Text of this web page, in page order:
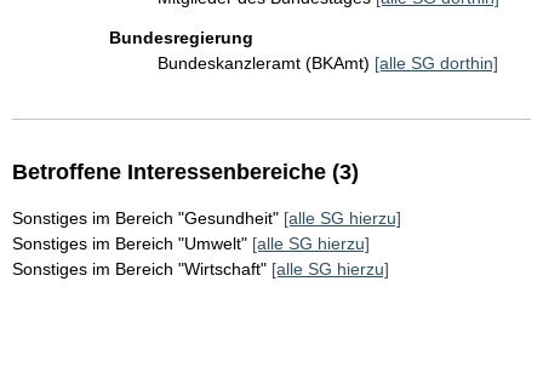
Bundesregierung
Bundeskanzleramt (BKAmt) [alle SG dorthin]
Betroffene Interessenbereiche (3)
Sonstiges im Bereich "Gesundheit" [alle SG hierzu]
Sonstiges im Bereich "Umwelt" [alle SG hierzu]
Sonstiges im Bereich "Wirtschaft" [alle SG hierzu]